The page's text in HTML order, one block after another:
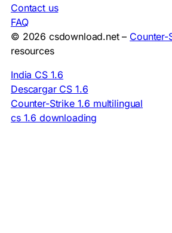
Contact us
FAQ
© 2026 csdownload.net – Counter-
resources
India CS 1.6
Descargar CS 1.6
Counter-Strike 1.6 multilingual
cs 1.6 downloading